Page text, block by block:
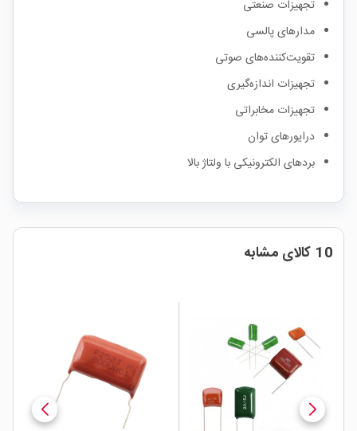
تجهیزات صنعتی
مدارهای پالسی
تقویت‌کننده‌های صوتی
تجهیزات اندازه‌گیری
تجهیزات مخابراتی
درایورهای توان
بردهای الکترونیکی با ولتاژ بالا
10 کالای مشابه